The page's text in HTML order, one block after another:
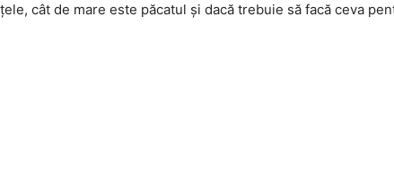
cât de mare este păcatul şi dacă trebuie să facă ceva